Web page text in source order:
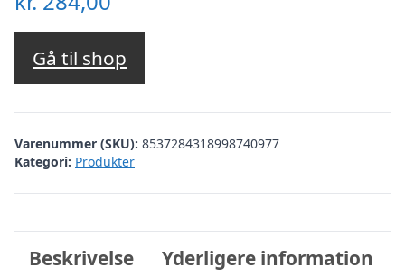
Gå til shop
Varenummer (SKU): 8537284318998740977
Kategori: Produkter
Beskrivelse Yderligere information